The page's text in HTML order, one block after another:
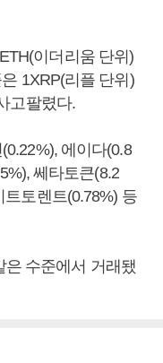
이더리움 단위)
1XRP(리플 단위)
고팔렸다.
에이다(0.8
쎄타토큰(8.2
트토렌트(0.78%) 등
은 수준에서 거래됐